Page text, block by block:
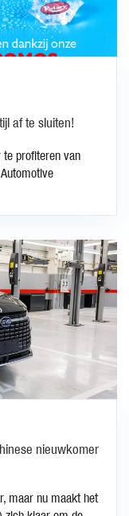
af te sluiten!
te profiteren van
nieuwkomer
maar nu maakt het